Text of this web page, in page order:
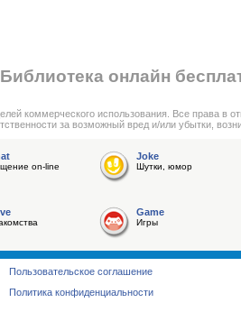
Библиотека онлайн
коммерческого использования. Все права
за возможный вред и/или убытки,
on-line
Joke
Шутки, юмор
Game
Игры
Пользовательское соглашение
Политика конфиденциальности